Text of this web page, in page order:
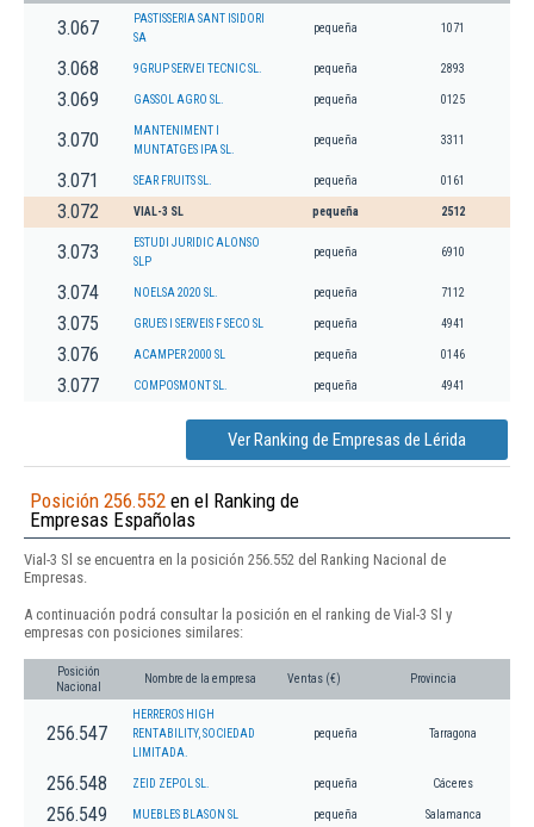
3.067
PASTISSERIA SANT ISIDORI
SA
pequeña 1071
3.068 9GRUP SERVEI TECNIC SL. pequeña 2893
3.069 GASSOL AGRO SL. pequeña 0125
3.070
MANTENIMENT I
MUNTATGES IPA SL.
pequeña 3311
3.071 SEAR FRUITS SL. pequeña 0161
3.072 VIAL-3 SL pequeña 2512
3.073
ESTUDI JURIDIC ALONSO
SLP
pequeña 6910
3.074 NOELSA 2020 SL. pequeña 7112
3.075 GRUES I SERVEIS F SECO SL pequeña 4941
3.076 ACAMPER 2000 SL pequeña 0146
3.077 COMPOSMONT SL. pequeña 4941
Ver Ranking de Empresas de Lérida
Posición 256.552 en el Ranking de
Empresas Españolas
Vial-3 Sl se encuentra en la posición 256.552 del Ranking Nacional de
Empresas.
A continuación podrá consultar la posición en el ranking de Vial-3 Sl y
empresas con posiciones similares:
Posición
Nacional
Nombre de la empresa Ventas (€) Provincia
256.547
HERREROS HIGH
RENTABILITY, SOCIEDAD
LIMITADA.
pequeña Tarragona
256.548 ZEID ZEPOL SL. pequeña Cáceres
256.549 MUEBLES BLASON SL pequeña Salamanca